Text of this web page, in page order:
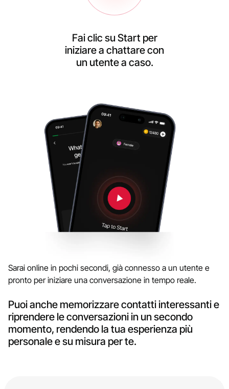
Fai clic su Start per
iniziare a chattare con
un utente a caso.
Sarai online in pochi secondi, già connesso a un utente e
pronto per iniziare una conversazione in tempo reale.
Puoi anche memorizzare contatti interessanti e
riprendere le conversazioni in un secondo
momento, rendendo la tua esperienza più
personale e su misura per te.